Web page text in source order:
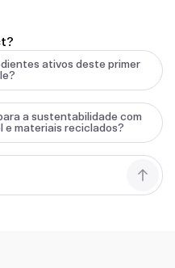
ativos deste primer
a sustentabilidade com
e materiais reciclados?